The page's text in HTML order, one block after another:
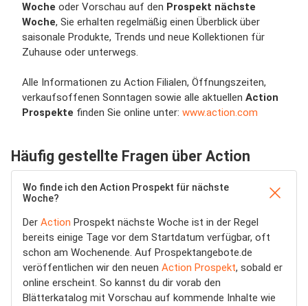
Woche oder Vorschau auf den Prospekt nächste
Woche, Sie erhalten regelmäßig einen Überblick über
saisonale Produkte, Trends und neue Kollektionen für
Zuhause oder unterwegs.
Alle Informationen zu Action Filialen, Öffnungszeiten,
verkaufsoffenen Sonntagen sowie alle aktuellen Action
Prospekte finden Sie online unter: www.action.com
Häufig gestellte Fragen über Action
Wo finde ich den Action Prospekt für nächste
Woche?
Der Action Prospekt nächste Woche ist in der Regel
bereits einige Tage vor dem Startdatum verfügbar, oft
schon am Wochenende. Auf Prospektangebote.de
veröffentlichen wir den neuen Action Prospekt, sobald er
online erscheint. So kannst du dir vorab den
Blätterkatalog mit Vorschau auf kommende Inhalte wie